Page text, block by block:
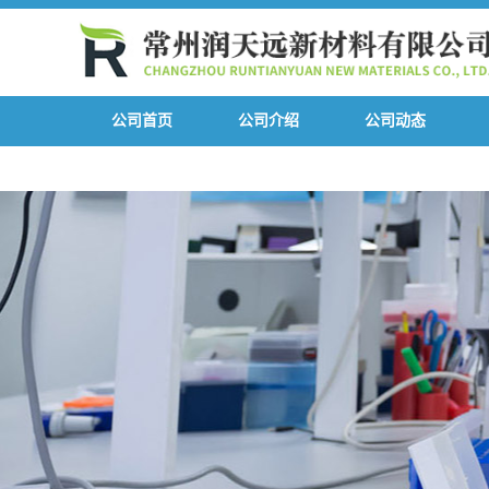
公司首页 公司介绍 公司动态